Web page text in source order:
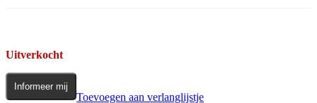
Uitverkocht
Informeer mij
Toevoegen aan verlanglijstje